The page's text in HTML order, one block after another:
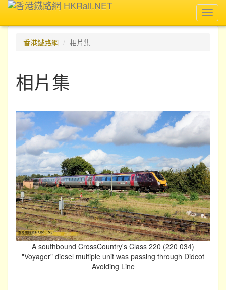
香港鐵路網
相片集
相片集
A southbound CrossCountry's Class 220 (220 034)
"Voyager" diesel multiple unit was passing through Didcot
Avoiding Line